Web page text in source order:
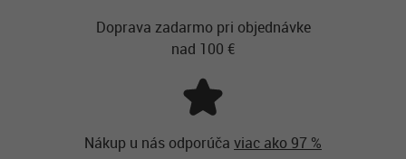
Doprava zadarmo pri objednávke
nad 100 €
Nákup u nás odporúča viac ako 97 %